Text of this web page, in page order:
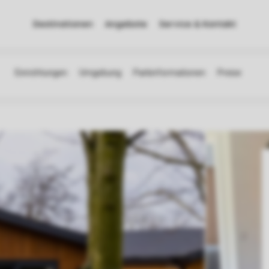
Destinationen Angebote Service & Kontakt